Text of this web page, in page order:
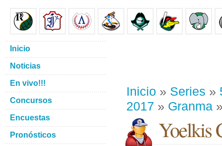
Inicio » Series »
2017 » Granma
Yoelkis
Inicio
Noticias
En vivo!!!
Concursos
Encuestas
Pronósticos